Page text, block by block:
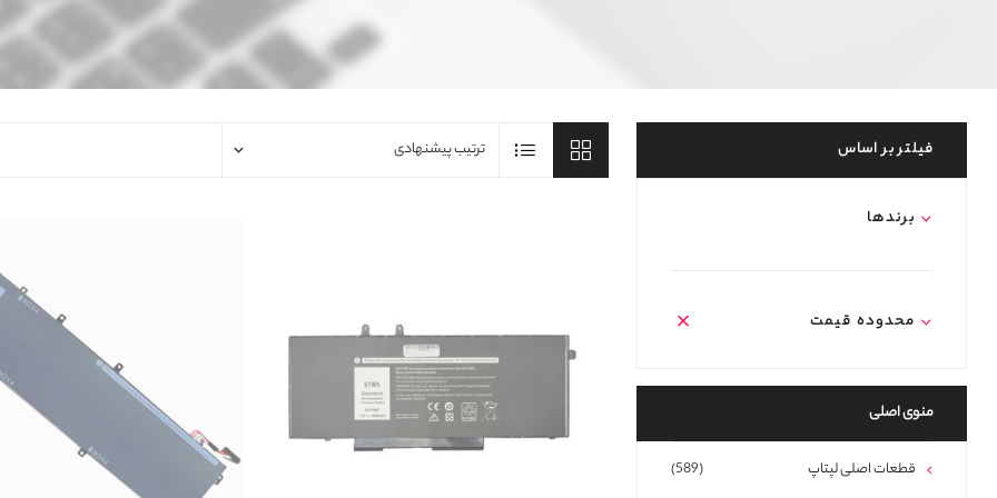
فلت لپتاپ
فیلتر بر اساس
برند‌ها
محدوده قیمت
منوی اصلی
(589) قطعات اصلی لپتاپ